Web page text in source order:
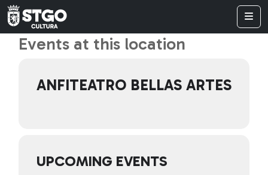
Events at this location
ANFITEATRO BELLAS ARTES
UPCOMING EVENTS